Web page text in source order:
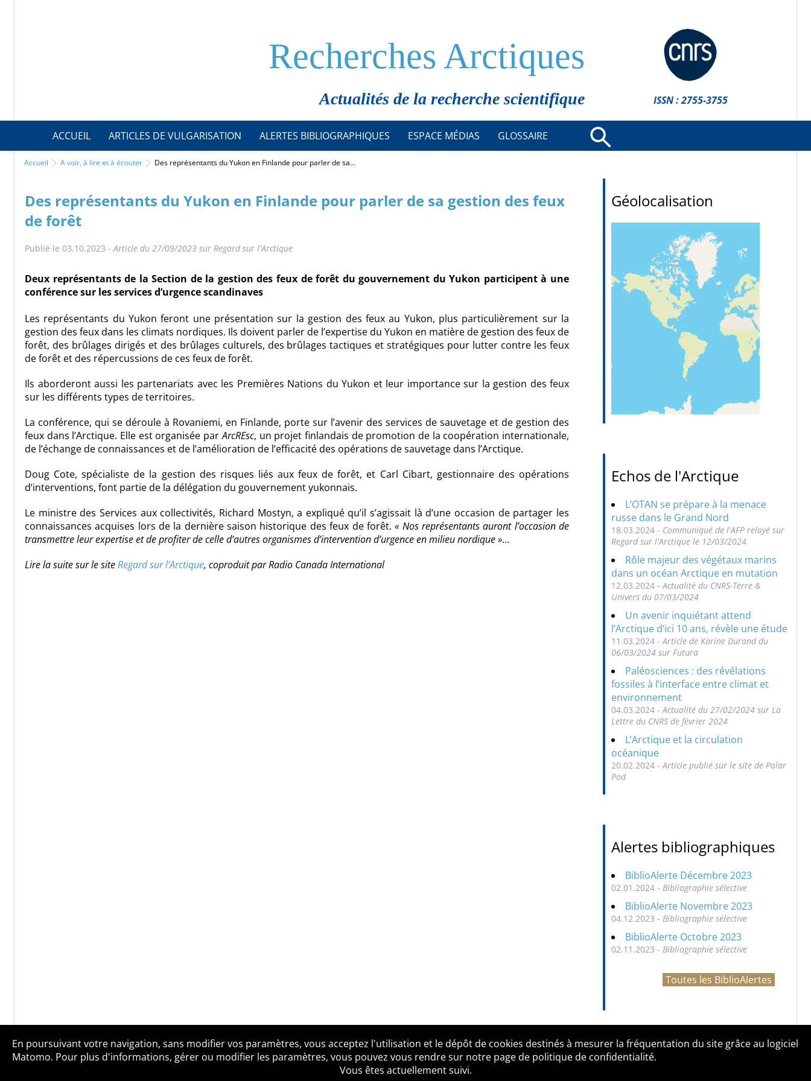
Recherches Arctiques
Actualités de la recherche scientifique ISSN : 2755-3755
ACCUEIL ARTICLES DE VULGARISATION ALERTES BIBLIOGRAPHIQUES ESPACE MÉDIAS GLOSSAIRE
Accueil A voir, à lire et à écouter Des représentants du Yukon en Finlande pour parler de sa…
Des représentants du Yukon en Finlande pour parler de sa gestion des feux
de forêt
Publié le 03.10.2023 -Article du 27/09/2023 sur Regard sur l'Arctique
Deux représentants de la Section de la gestion des feux de forêt du gouvernement du Yukon participent à une
conférence sur les services d’urgence scandinaves
Les représentants du Yukon feront une présentation sur la gestion des feux au Yukon, plus particulièrement sur la
gestion des feux dans les climats nordiques. Ils doivent parler de l’expertise du Yukon en matière de gestion des feux de
forêt, des brûlages dirigés et des brûlages culturels, des brûlages tactiques et stratégiques pour lutter contre les feux
de forêt et des répercussions de ces feux de forêt.
Ils aborderont aussi les partenariats avec les Premières Nations du Yukon et leur importance sur la gestion des feux
sur les différents types de territoires.
La conférence, qui se déroule à Rovaniemi, en Finlande, porte sur l’avenir des services de sauvetage et de gestion des
feux dans l’Arctique. Elle est organisée parArcREsc, un projet finlandais de promotion de la coopération internationale,
de l’échange de connaissances et de l’amélioration de l’efficacité des opérations de sauvetage dans l’Arctique.
Doug Cote, spécialiste de la gestion des risques liés aux feux de forêt, et Carl Cibart, gestionnaire des opérations
d’interventions, font partie de la délégation du gouvernement yukonnais.
Le ministre des Services aux collectivités, Richard Mostyn, a expliqué qu’il s’agissait là d’une occasion de partager les
connaissances acquises lors de la dernière saison historique des feux de forêt.« Nos représentants auront l’occasion de
transmettre leur expertise et de profiter de celle d’autres organismes d’intervention d’urgence en milieu nordique »…
Lire la suite sur le siteRegard sur l’Arctique, coproduit par Radio Canada International
Géolocalisation
Echos de l'Arctique
L’OTAN se prépare à la menace
russe dans le Grand Nord
18.03.2024 - Communiqué de l'AFP relayé sur
Regard sur l'Arctique le 12/03/2024
Rôle majeur des végétaux marins
dans un océan Arctique en mutation
12.03.2024 - Actualité du CNRS-Terre &
Univers du 07/03/2024
Un avenir inquiétant attend
l’Arctique d’ici 10 ans, révèle une étude
11.03.2024 - Article de Karine Durand du
06/03/2024 sur Futura
Paléosciences : des révélations
fossiles à l’interface entre climat et
environnement
04.03.2024 - Actualité du 27/02/2024 sur La
Lettre du CNRS de février 2024
L’Arctique et la circulation
océanique
20.02.2024 - Article publié sur le site de Polar
Pod
Alertes bibliographiques
BiblioAlerte Décembre 2023
02.01.2024 - Bibliographie sélective
BiblioAlerte Novembre 2023
04.12.2023 - Bibliographie sélective
BiblioAlerte Octobre 2023
02.11.2023 - Bibliographie sélective
Toutes les BiblioAlertes
Qui sommes-nous ? Mentions légales Accessibilité Politique de confidentialité Contact
En poursuivant votre navigation, sans modifier vos paramètres, vous acceptez l'utilisation et le dépôt de cookies destinés à mesurer la fréquentation du site grâce au logiciel
Matomo. Pour plus d'informations, gérer ou modifier les paramètres, vous pouvez vous rendre sur notre page de politique de confidentialité.
Vous êtes actuellement suivi.